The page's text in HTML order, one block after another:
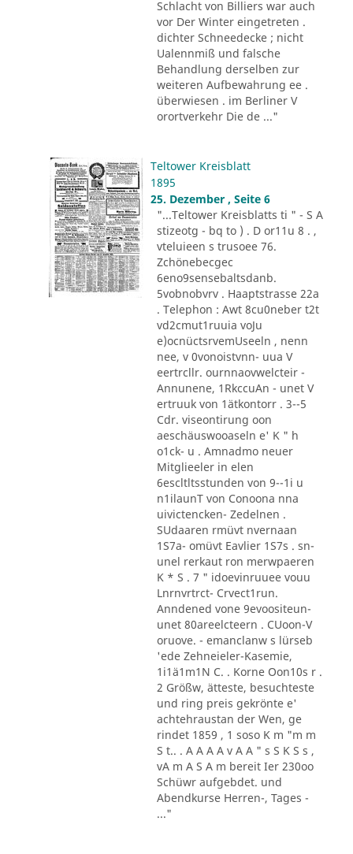
Schlacht von Billiers war auch
vor Der Winter eingetreten .
dichter Schneedecke ; nicht
Ualennmiß und falsche
Behandlung derselben zur
weiteren Aufbewahrung ee .
überwiesen . im Berliner V
orortverkehr Die de ..."
Teltower Kreisblatt
1895
25. Dezember , Seite 6
"...Teltower Kreisblatts ti " - S A
stizeotg - bq to ) . D or11u 8 . ,
vteluieen s trusoee 76.
Zchönebecgec
6eno9sensebaltsdanb.
5vobnobvrv . Haaptstrasse 22a
. Telephon : Awt 8cu0neber t2t
vd2cmut1ruuia voJu
e)ocnüctsrvemUseeln , nenn
nee, v 0vonoistvnn- uua V
eertrcllr. ournnaovwelcteir -
Annunene, 1RkccuAn - unet V
ertruuk von 1ätkontorr . 3--5
Cdr. viseontirung oon
aeschäuswooaseln e' K " h
o1ck- u . Amnadmo neuer
Mitglieeler in elen
6escltltsstunden von 9--1i u
n1ilaunT von Conoona nna
uivictencken- Zedelnen .
SUdaaren rmüvt nvernaan
1S7a- omüvt Eavlier 1S7s . sn-
unel rerkaut ron merwpaeren
K * S . 7 " idoevinruuee vouu
Lnrnvrtrct- Crvect1run.
Anndened vone 9evoositeun-
unet 80areelcteern . CUoon-V
oruove. - emanclanw s lürseb
'ede Zehneieler-Kasemie,
1i1ä1m1N C. . Korne Oon10s r .
2 Größw, ätteste, besuchteste
und ring preis gekrönte e'
achtehraustan der Wen, ge
rindet 1859 , 1 soso K m "m m
S t.. . A A A A v A A " s S K S s ,
vA m A S A m bereit Ier 230oo
Schüwr aufgebdet. und
Abendkurse Herren-, Tages -
..."